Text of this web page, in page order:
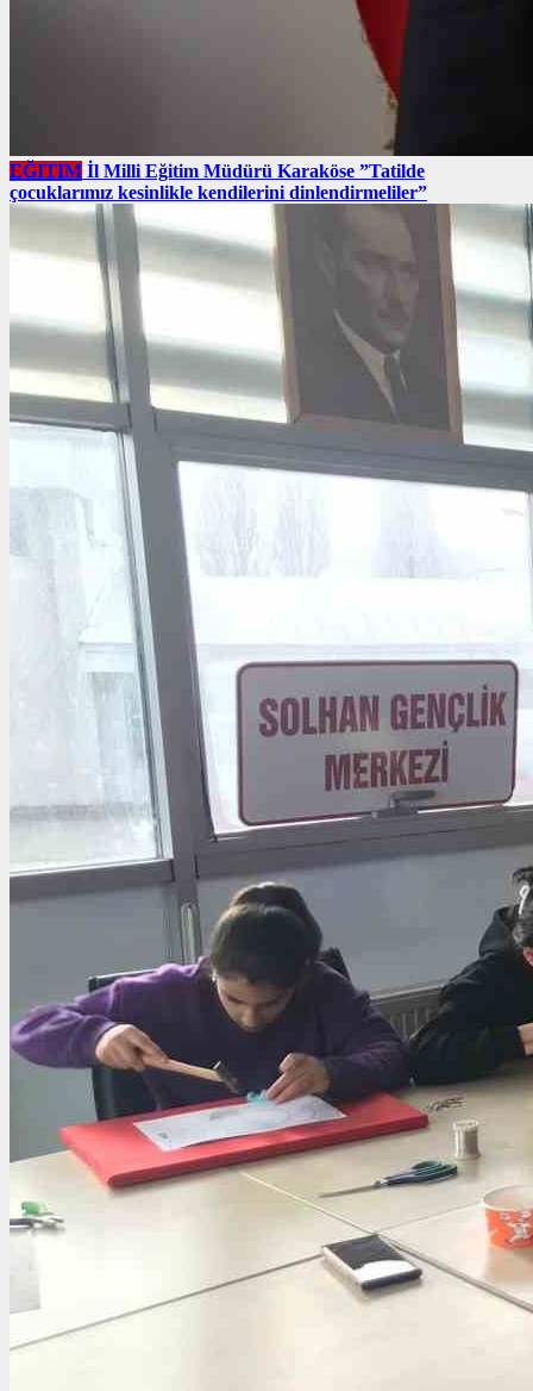
EĞITIM İl Milli Eğitim Müdürü Karaköse ”Tatilde
çocuklarımız kesinlikle kendilerini dinlendirmeliler”